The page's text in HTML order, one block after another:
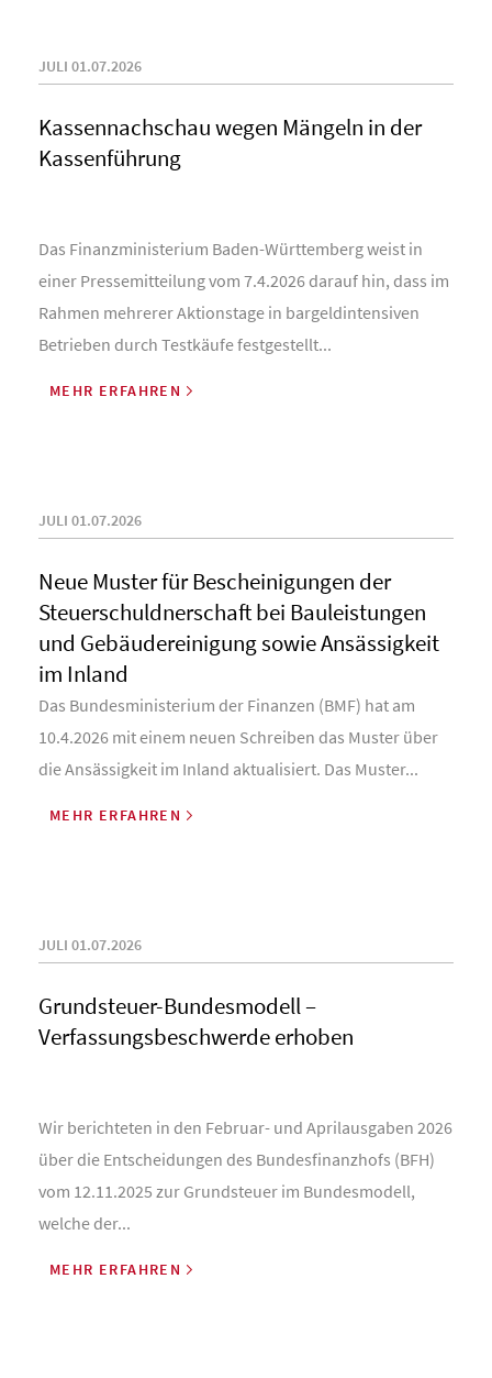
JULI 01.07.2026
Kassennachschau wegen Mängeln in der
Kassenführung
Das Finanzministerium Baden-Württemberg weist in
einer Pressemitteilung vom 7.4.2026 darauf hin, dass im
Rahmen mehrerer Aktionstage in bargeldintensiven
Betrieben durch Testkäufe festgestellt...
MEHR ERFAHREN
JULI 01.07.2026
Neue Muster für Bescheinigungen der
Steuerschuldnerschaft bei Bauleistungen
und Gebäudereinigung sowie Ansässigkeit
im Inland
Das Bundesministerium der Finanzen (BMF) hat am
10.4.2026 mit einem neuen Schreiben das Muster über
die Ansässigkeit im Inland aktualisiert. Das Muster...
MEHR ERFAHREN
JULI 01.07.2026
Grundsteuer-Bundesmodell –
Verfassungsbeschwerde erhoben
Wir berichteten in den Februar- und Aprilausgaben 2026
über die Entscheidungen des Bundesfinanzhofs (BFH)
vom 12.11.2025 zur Grundsteuer im Bundesmodell,
welche der...
MEHR ERFAHREN